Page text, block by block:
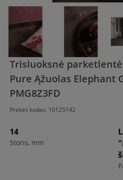
Trisluoksnė
Pure Ąžuolas Elephant
PMG8Z3FD
Prekės kodas: 10125142
14
Storis, mm